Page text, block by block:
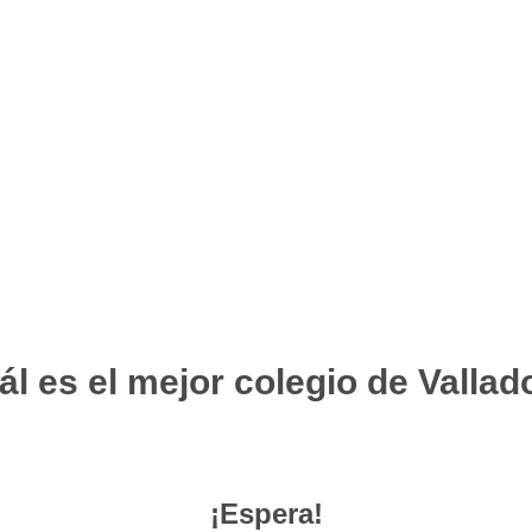
es el mejor colegio de
¡Espera!